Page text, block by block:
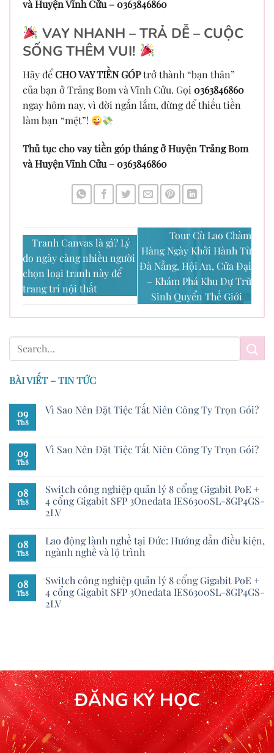
và Huyện Vĩnh Cửu – 0363846860
VAY NHANH – TRẢ DỄ – CUỘC
SỐNG THÊM VUI!
Hãy đểCHO VAY TIỀN GÓPtrở thành “bạn thân”
của bạn ở Trảng Bom và Vĩnh Cửu. Gọi 0363846860
ngay hôm nay, vì đời ngắn lắm, đừng để thiếu tiền
làm bạn “mệt”!
Thủ tục cho vay tiền góp tháng ở Huyện Trảng Bom
và Huyện Vĩnh Cửu – 0363846860
Tranh Canvas là gì? Lý
do ngày càng nhiều người
chọn loại tranh này để
trang trí nội thất
Tour Cù Lao Chàm
Hàng Ngày Khởi Hành Từ
Đà Nẵng, Hội An, Cửa Đại
– Khám Phá Khu Dự Trữ
Sinh Quyển Thế Giới
BÀI VIẾT – TIN TỨC
09
Th8
Vì Sao Nên Đặt Tiệc Tất Niên Công Ty Trọn Gói?
09
Th8
Vì Sao Nên Đặt Tiệc Tất Niên Công Ty Trọn Gói?
08
Th8
Switch công nghiệp quản lý 8 cổng Gigabit PoE +
4 cổng Gigabit SFP 3Onedata IES6300SL-8GP4GS-
2LV
08
Th8
Lao động lành nghề tại Đức: Hướng dẫn điều kiện,
ngành nghề và lộ trình
08
Th8
Switch công nghiệp quản lý 8 cổng Gigabit PoE +
4 cổng Gigabit SFP 3Onedata IES6300SL-8GP4GS-
2LV
ĐĂNG KÝ HỌC